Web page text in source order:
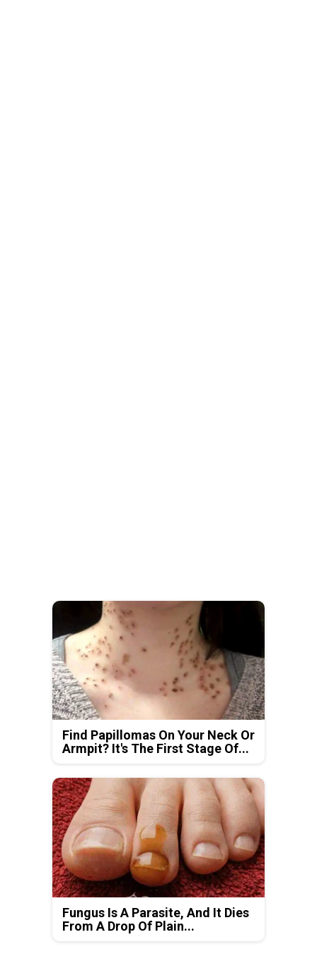
Find Papillomas On Your Neck Or
Armpit? It's The First Stage Of...
Fungus Is A Parasite, And It Dies
From A Drop Of Plain...